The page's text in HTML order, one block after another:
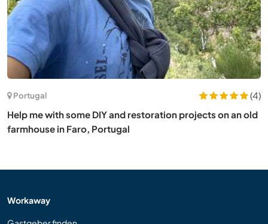
Portugal
(4)
Help me with some DIY and restoration projects on an old
farmhouse in Faro, Portugal
Workaway